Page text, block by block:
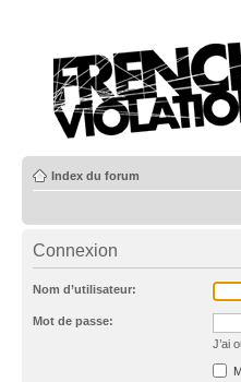
Index du forum
Connexion
Nom d’utilisateur:
Mot de passe:
J’ai